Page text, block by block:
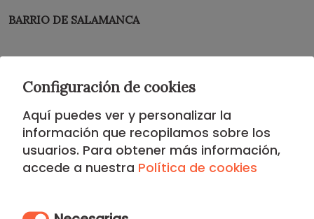
BARRIO DE SALAMANCA
Salamanca, el área más prestigiosa de Madrid.
Ubicado en plena
inmejorable con el Eje financierode la Castellana, el
ie Business Schooly las principalesembajadas
La zona destaca por su máxima seguridad, su oferta
del Retiro. Es ideal para profesionales que buscan un
Configuración de cookies
Aquí puedes ver y personalizar la
información que recopilamos sobre los
usuarios. Para obtener más información,
accede a nuestra Política de cookies